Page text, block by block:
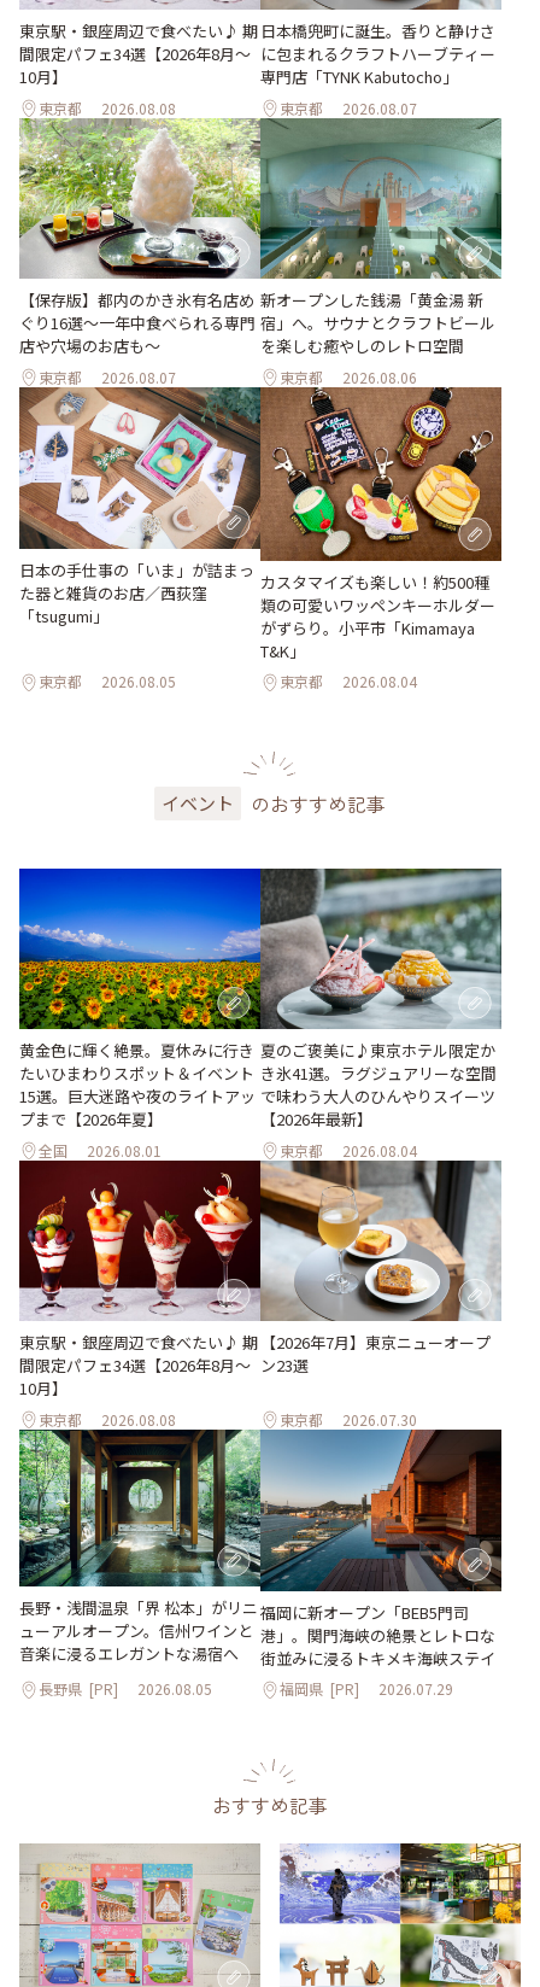
東京駅・銀座周辺で食べたい♪ 期
間限定パフェ34選【2026年8月～
10月】
東京都 2026.08.08
日本橋兜町に誕生。香りと静けさ
に包まれるクラフトハーブティー
専門店「TYNK Kabutocho」
東京都 2026.08.07
【保存版】都内のかき氷有名店め
ぐり16選～一年中食べられる専門
店や穴場のお店も～
東京都 2026.08.07
新オープンした銭湯「黄金湯 新
宿」へ。サウナとクラフトビール
を楽しむ癒やしのレトロ空間
東京都 2026.08.06
日本の手仕事の「いま」が詰まっ
た器と雑貨のお店／西荻窪
「tsugumi」
東京都 2026.08.05
カスタマイズも楽しい！約500種
類の可愛いワッペンキーホルダー
がずらり。小平市「Kimamaya
T&K」
東京都 2026.08.04
イベント のおすすめ記事
黄金色に輝く絶景。夏休みに行き
たいひまわりスポット＆イベント
15選。巨大迷路や夜のライトアッ
プまで【2026年夏】
全国 2026.08.01
夏のご褒美に♪東京ホテル限定か
き氷41選。ラグジュアリーな空間
で味わう大人のひんやりスイーツ
【2026年最新】
東京都 2026.08.04
東京駅・銀座周辺で食べたい♪ 期
間限定パフェ34選【2026年8月～
10月】
東京都 2026.08.08
【2026年7月】東京ニューオープ
ン23選
東京都 2026.07.30
長野・浅間温泉「界 松本」がリニ
ューアルオープン。信州ワインと
音楽に浸るエレガントな湯宿へ
長野県 [PR] 2026.08.05
福岡に新オープン「BEB5門司
港」。関門海峡の絶景とレトロな
街並みに浸るトキメキ海峡ステイ
福岡県 [PR] 2026.07.29
おすすめ記事